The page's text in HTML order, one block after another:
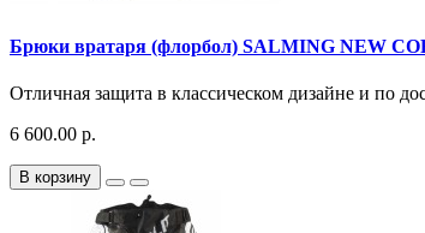
Брюки вратаря (флорбол) SALMING NEW
Отличная защита в классическом дизайне и по
6 600.00 р.
В корзину